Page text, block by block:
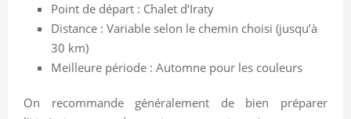
Point de départ : Chalet d’Iraty
Distance : Variable selon le chemin choisi (jusqu’à
30 km)
Meilleure période : Automne pour les couleurs
On recommande généralement de bien préparer